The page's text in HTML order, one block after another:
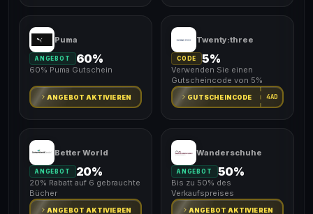
Puma
ANGEBOT 60%
60% Puma Gutschein
ANGEBOT AKTIVIEREN
Twenty:three
CODE 5%
Verwenden Sie einen
Gutscheincode von 5%
GUTSCHEINCODE 4AD
Better World
ANGEBOT 20%
20% Rabatt auf 6 gebrauchte
Bücher
ANGEBOT AKTIVIEREN
Wanderschuhe
ANGEBOT 50%
Bis zu 50% des
Verkaufspreises
ANGEBOT AKTIVIEREN